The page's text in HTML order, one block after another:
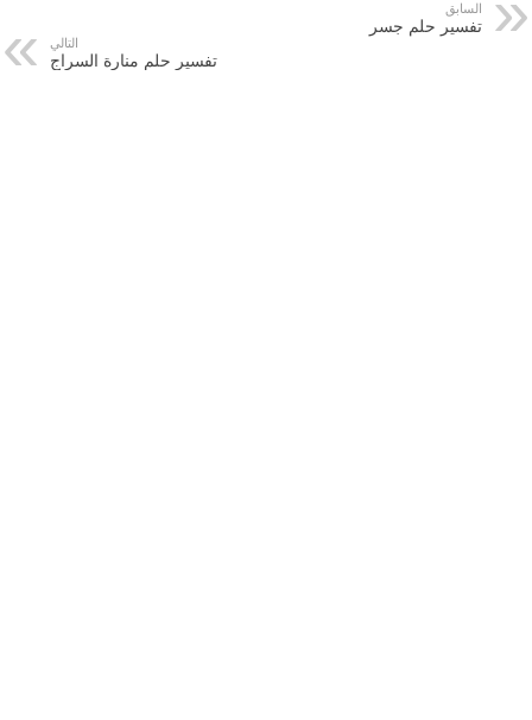
السابق
تفسير حلم جسر
التالي
تفسير حلم منارة السراج